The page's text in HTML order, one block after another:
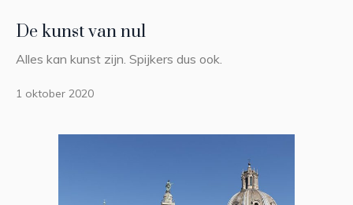
De kunst van nul
Alles kan kunst zijn. Spijkers dus ook.
1 oktober 2020